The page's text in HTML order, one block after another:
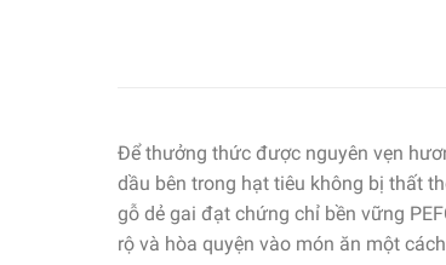
Để thưởng thức được nguyên vẹn
dầu bên trong hạt tiêu không bị thất
gỗ dẻ gai đạt chứng chỉ bền vững
rộ và hòa quyện vào món ăn một